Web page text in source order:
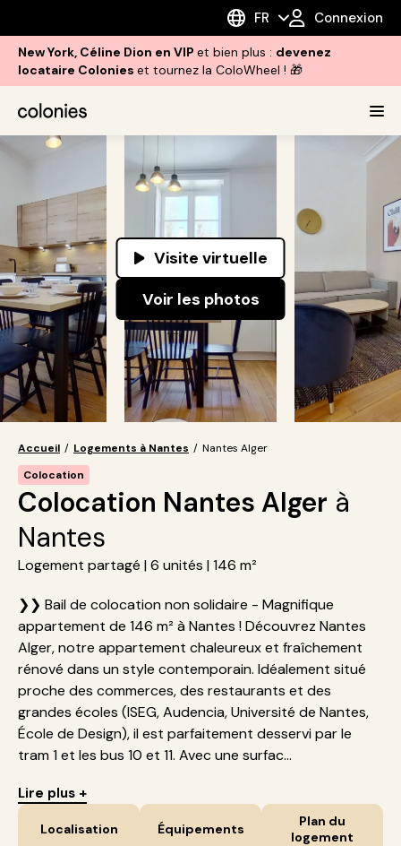
FR Connexion
New York, Céline Dion en VIP et bien plus : devenez
locataire Colonies et tournez la ColoWheel ! 🎁
Visite virtuelle
Voir les photos
Accueil / Logements à Nantes / Nantes Alger
Colocation
Colocation Nantes Alger à
Nantes
Logement partagé | 6 unités | 146 m²
❯❯ Bail de colocation non solidaire - Magnifique
appartement de 146 m² à Nantes ! Découvrez Nantes
Alger, notre appartement chaleureux et fraîchement
rénové dans un style contemporain. Idéalement situé
proche des commerces, des restaurants et des
grandes écoles (ISEG, Audencia, Université de Nantes,
École de Design), il est parfaitement desservi par le
tram 1 et les bus 10 et 11. Avec une surfac...
Lire plus +
Localisation Équipements
Plan du
logement